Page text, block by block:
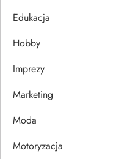
a
w
p
Edukacja
Hobby
Imprezy
Marketing
Moda
Motoryzacja